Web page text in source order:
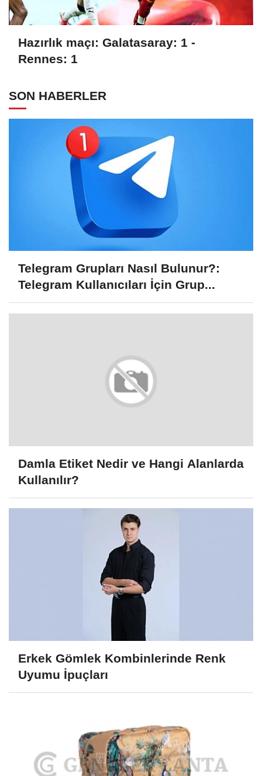
Hazırlık maçı: Galatasaray: 1 -
Rennes: 1
SON HABERLER
Telegram Grupları Nasıl Bulunur?:
Telegram Kullanıcıları İçin Grup...
Damla Etiket Nedir ve Hangi Alanlarda
Kullanılır?
Erkek Gömlek Kombinlerinde Renk
Uyumu İpuçları